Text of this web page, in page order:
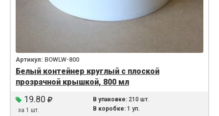
Артикул: BOWLW-800
Белый контейнер круглый с плоской
прозрачной крышкой, 800 мл
19.80
за 1 шт.
В упаковке:210 шт.
В коробке:1 уп.